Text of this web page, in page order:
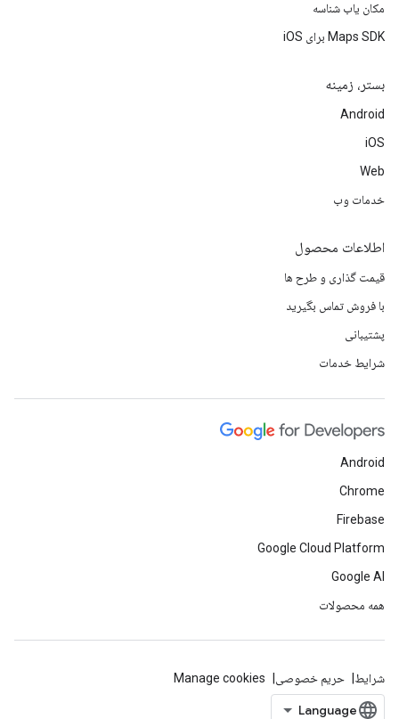
مکان یاب شناسه
Maps SDK برای iOS
بستر، زمینه
Android
iOS
Web
خدمات وب
اطلاعات محصول
قیمت گذاری و طرح ها
با فروش تماس بگیرید
پشتیبانی
شرایط خدمات
Android
Chrome
Firebase
Google Cloud Platform
Google AI
همه محصولات
شرایط حریم خصوصی Manage cookies